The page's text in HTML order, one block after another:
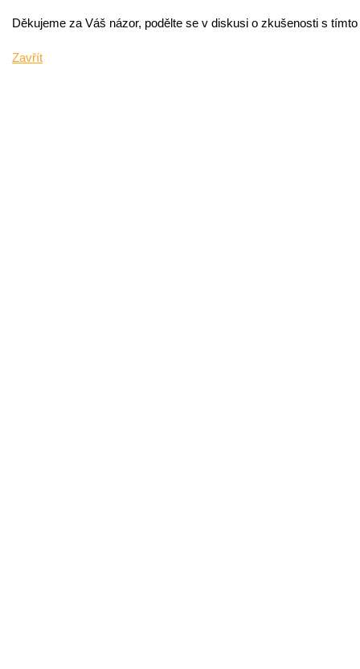
Děkujeme za Váš názor, podělte se v diskusi o zkušenosti s
Zavřít